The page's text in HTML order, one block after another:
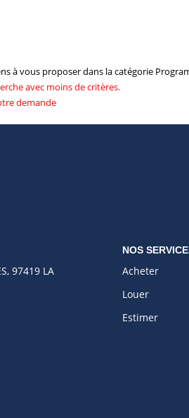
à vous proposer dans la catégorie
avec moins de critères.
demande
97419 LA
NOS
Acheter
Louer
Estimer